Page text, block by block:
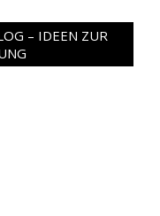
– IDEEN ZUR